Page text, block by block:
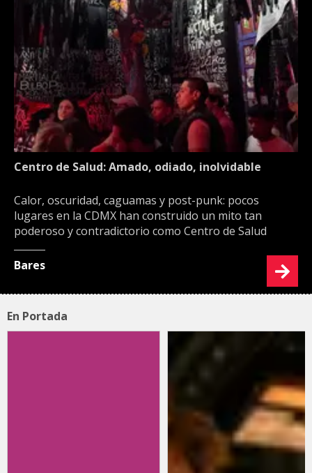
Centro de Salud: Amado, odiado, inolvidable
Calor, oscuridad, caguamas y post-punk: pocos
lugares en la CDMX han construido un mito tan
poderoso y contradictorio como Centro de Salud
Bares
En Portada